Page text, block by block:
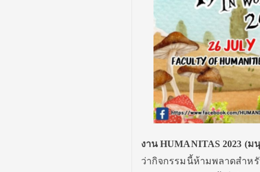
งาน HUMANITAS 2023 (
ว่ากิจกรรมนี้ห้ามพลาดสำห